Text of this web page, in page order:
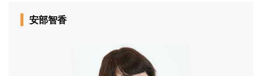
安部智香